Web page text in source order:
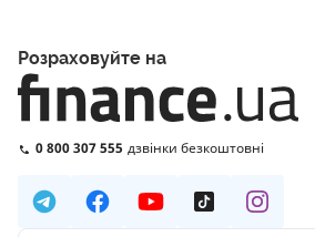
Розраховуйте на
0 800 307 555 дзвінки безкоштовні